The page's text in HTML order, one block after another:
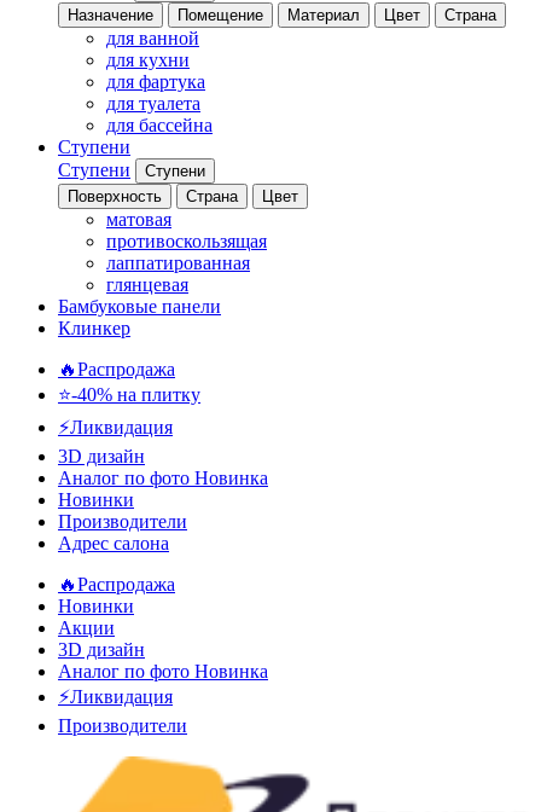
Назначение
Помещение Материал Цвет Страна
для ванной
для кухни
для фартука
для туалета
для бассейна
Ступени
Ступени
Ступени
Поверхность
Страна Цвет
матовая
противоскользящая
лаппатированная
глянцевая
Бамбуковые панели
Клинкер
🔥Распродажа
⭐-40% на плитку
⚡️Ликвидация
3D дизайн
Аналог по фото Новинка
Новинки
Производители
Адрес салона
🔥Распродажа
Новинки
Акции
3D дизайн
Аналог по фото Новинка
⚡Ликвидация
Производители